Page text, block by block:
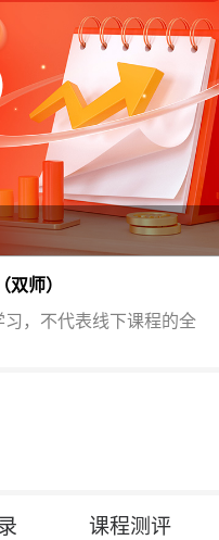
双师）
，不代表线下课程的全
课程测评